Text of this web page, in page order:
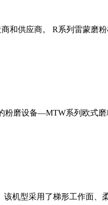
和供应商。 R系列雷蒙磨
磨设备—MTW系列欧式
机型采用了梯形工作面